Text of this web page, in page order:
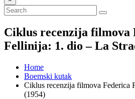
Ciklus recenzija filmova
Fellinija: 1. dio – La
Home
Boemski kutak
Ciklus recenzija filmova Federica
(1954)